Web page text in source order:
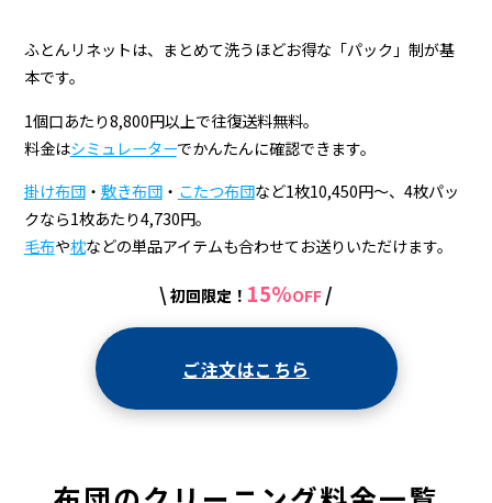
ふとんリネットは、まとめて洗うほどお得な「パック」制が基
本です。
1個口あたり8,800円以上で往復送料無料。
料金はシミュレーターでかんたんに確認できます。
掛け布団・ 敷き布団・ こたつ布団など1枚10,450円〜、4枚パッ
クなら1枚あたり4,730円。
毛布や枕などの単品アイテムも合わせてお送りいただけます。
\ 初回限定！ 15%OFF /
ご注文はこちら